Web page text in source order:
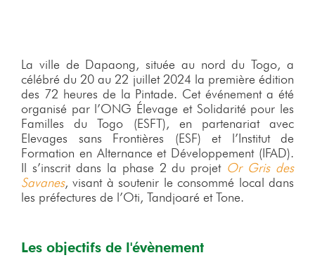
La ville de Dapaong, située au nord du Togo, a
célébré du 20 au 22 juillet 2024 la première édition
des 72 heures de la Pintade. Cet événement a été
organisé par l’ONG Élevage et Solidarité pour les
Familles du Togo (ESFT), en partenariat avec
Elevages sans Frontières (ESF) et l’Institut de
Formation en Alternance et Développement (IFAD).
Il s’inscrit dans la phase 2 du projet Or Gris des
Savanes, visant à soutenir le consommé local dans
les préfectures de l’Oti, Tandjoaré et Tone.
Les objectifs de l'évènement